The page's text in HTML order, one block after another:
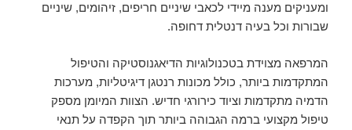
ומעניקים מענה מיידי לכאבי שיניים חריפים, זיהומים, שיניים
שבורות וכל בעיה דנטלית דחופה.
המרפאה מצוידת בטכנולוגיות הדיאגנוסטיקה והטיפול
המתקדמות ביותר, כולל מכונות רנטגן דיגיטליות, מערכות
הדמיה מתקדמות וציוד כירורגי חדיש. הצוות המיומן מספק
טיפול מקצועי ברמה הגבוהה ביותר תוך הקפדה על תנאי